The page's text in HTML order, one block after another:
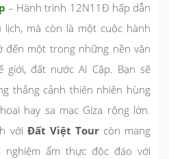
– Hành trình 12N11Đ hấp dẫn
mà còn là một cuộc hành
đến một trong những nền văn
đất nước Ai Cập. Bạn sẽ
thắng cảnh thiên nhiên hùng
hay sa mạc Giza rộng lớn.
với Đất Việt Tour còn mang
ẩm thực độc đáo với